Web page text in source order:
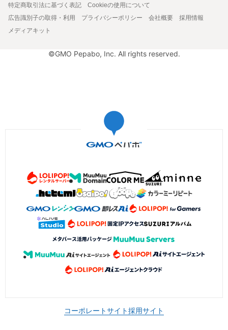
特定商取引法に基づく表記
Cookieの使用について
広告識別子の取得・利用
プライバシーポリシー 会社概要
採用情報
メディアキット
©GMO Pepabo, Inc. All rights reserved.
コーポレートサイト採用サイト